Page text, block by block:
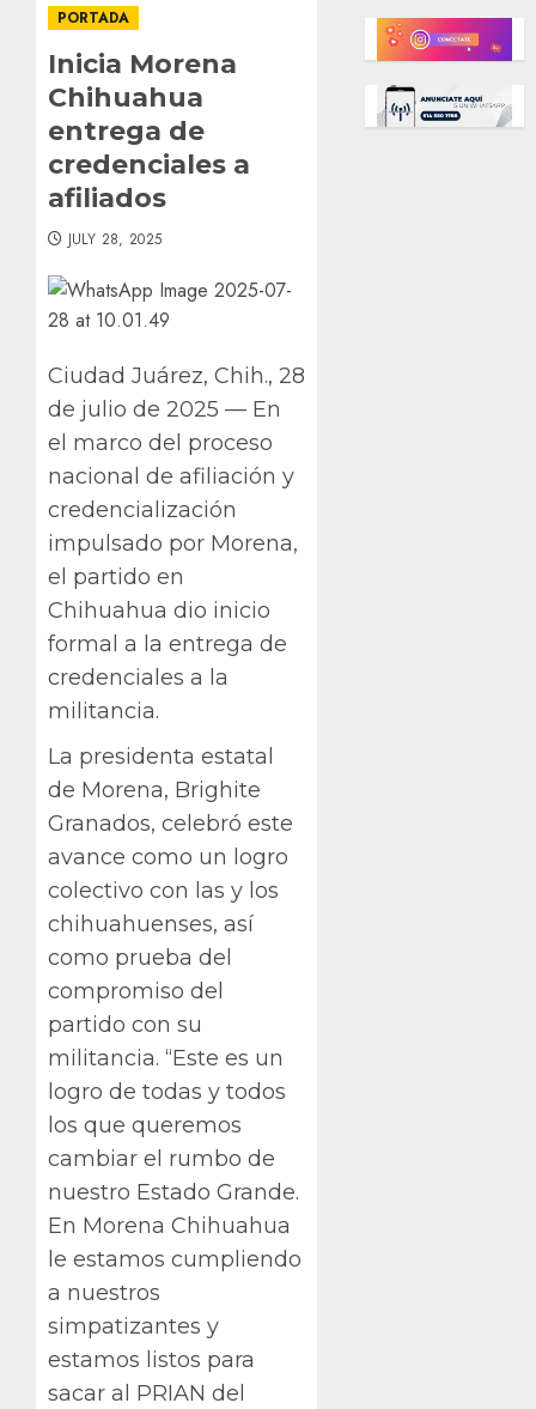
PORTADA
Inicia Morena
Chihuahua
entrega de
credenciales a
afiliados
JULY 28, 2025
Ciudad Juárez, Chih., 28
de julio de 2025 — En
el marco del proceso
nacional de afiliación y
credencialización
impulsado por Morena,
el partido en
Chihuahua dio inicio
formal a la entrega de
credenciales a la
militancia.
La presidenta estatal
de Morena, Brighite
Granados, celebró este
avance como un logro
colectivo con las y los
chihuahuenses, así
como prueba del
compromiso del
partido con su
militancia. “Este es un
logro de todas y todos
los que queremos
cambiar el rumbo de
nuestro Estado Grande.
En Morena Chihuahua
le estamos cumpliendo
a nuestros
simpatizantes y
estamos listos para
sacar al PRIAN del